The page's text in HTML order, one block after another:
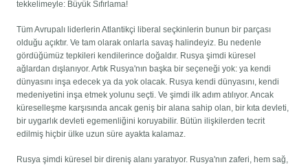
tekkelimeyle: Büyük Sıfırlama!
Tüm Avrupalı ​​liderlerin Atlantikçi liberal seçkinlerin bunun bir parçası
olduğu açıktır. Ve tam olarak onlarla savaş halindeyiz. Bu nedenle
gördüğümüz tepkileri kendilerince doğaldır. Rusya şimdi küresel
ağlardan dışlanıyor. Artık Rusya'nın başka bir seçeneği yok: ya kendi
dünyasını inşa edecek ya da yok olacak. Rusya kendi dünyasını, kendi
medeniyetini inşa etmek yolunu seçti. Ve şimdi ilk adım atılıyor. Ancak
küreselleşme karşısında ancak geniş bir alana sahip olan, bir kıta devleti,
bir uygarlık devleti egemenliğini koruyabilir. Bütün ilişkilerden tecrit
edilmiş hiçbir ülke uzun süre ayakta kalamaz.
Rusya şimdi küresel bir direniş alanı yaratıyor. Rusya'nın zaferi, hem sağ,